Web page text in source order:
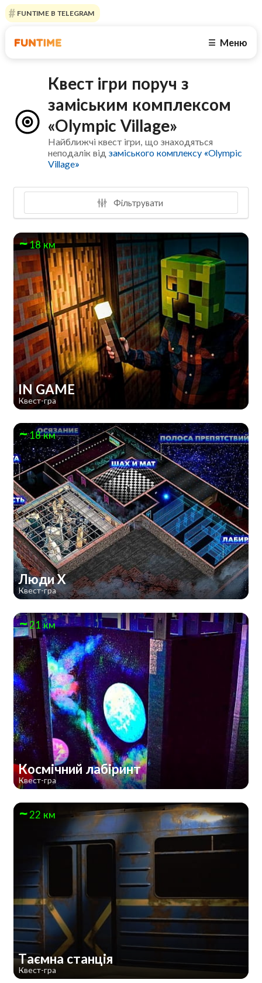
FUNTIME В TELEGRAM
☰ Меню
Квест ігри поруч з
заміським комплексом
«Olympic Village»
Найближчі квест ігри, що знаходяться
неподалік відзаміського комплексу «Olympic
Village»
Фільтрувати
18 км
IN GAME
Квест-гра
18 км
Люди Х
Квест-гра
21 км
Космічний лабіринт
Квест-гра
22 км
Таємна станція
Квест-гра